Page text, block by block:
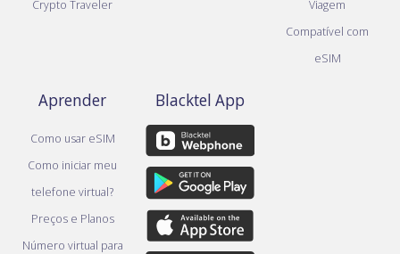
Crypto Traveler
Viagem
Compatível com
eSIM
Aprender
Como usar eSIM
Como iniciar meu
telefone virtual?
Preços e Planos
Número virtual para
Blacktel App